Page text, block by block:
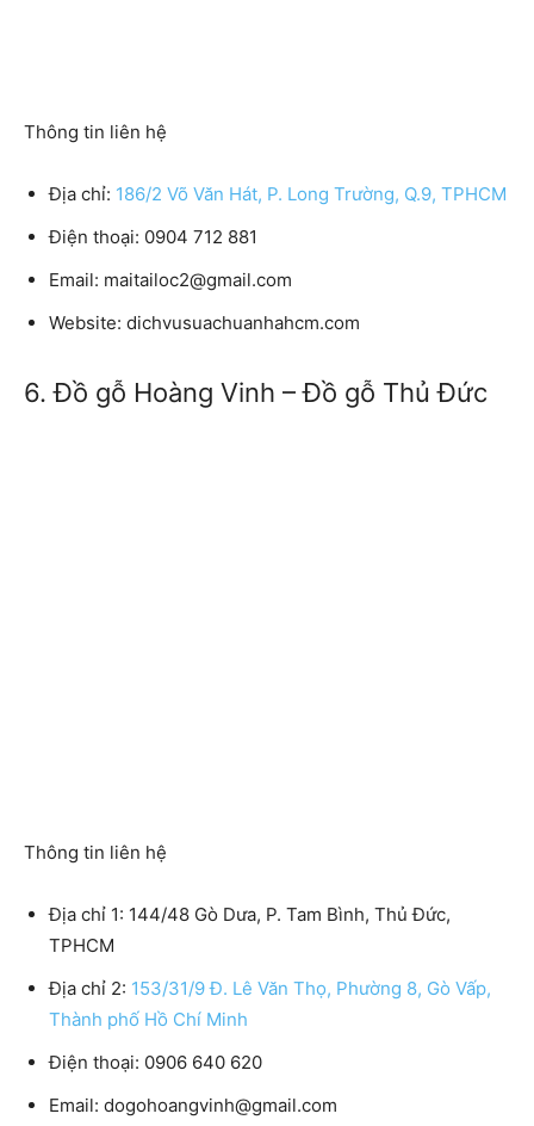
Thông tin liên hệ
Địa chỉ: 186/2 Võ Văn Hát, P. Long Trường, Q.9, TPHCM
Điện thoại: 0904 712 881
Email: maitailoc2@gmail.com
Website: dichvusuachuanhahcm.com
6. Đồ gỗ Hoàng Vinh – Đồ gỗ Thủ Đức
Thông tin liên hệ
Địa chỉ 1: 144/48 Gò Dưa, P. Tam Bình, Thủ Đức,
TPHCM
Địa chỉ 2: 153/31/9 Đ. Lê Văn Thọ, Phường 8, Gò Vấp,
Thành phố Hồ Chí Minh
Điện thoại: 0906 640 620
Email: dogohoangvinh@gmail.com